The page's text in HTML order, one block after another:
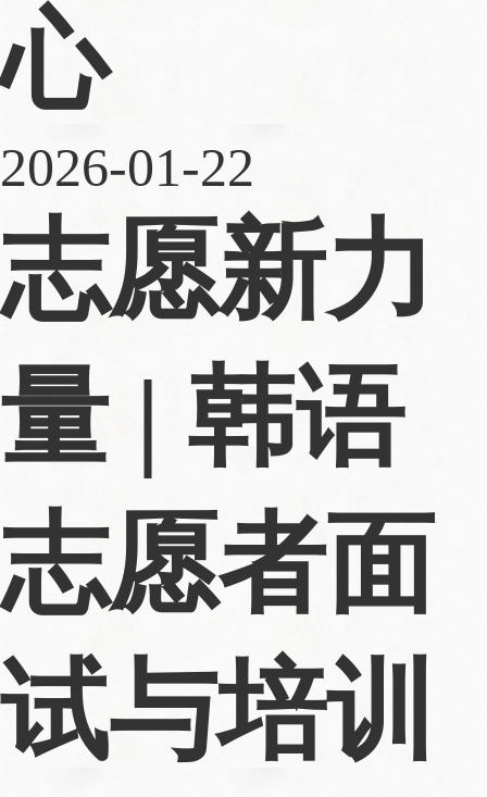
心
2026-01-22
志愿新力
量 | 韩语
志愿者面
试与培训